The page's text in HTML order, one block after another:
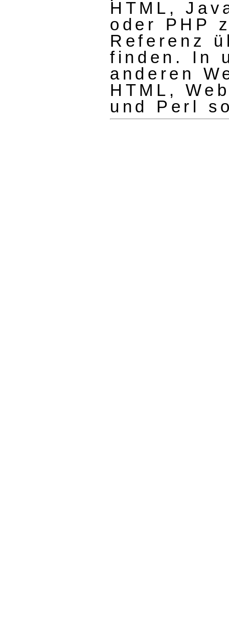
HTML,
oder PHP
Referenz
finden. In
anderen
HTML,
und Perl